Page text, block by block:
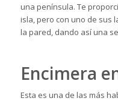
una península. Te
isla, pero con uno de sus
la pared, dando así una
Encimera
Esta es una de las más